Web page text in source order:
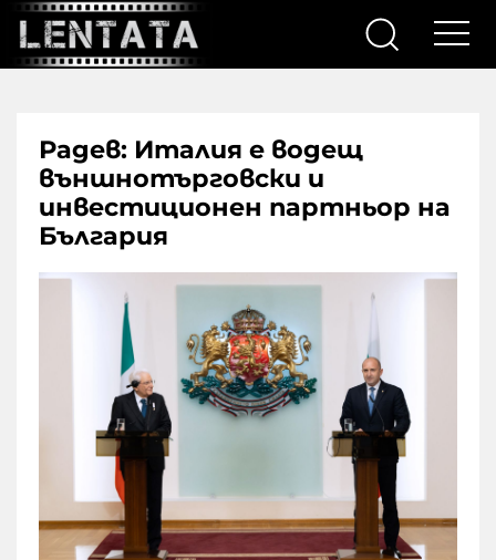
Радев: Италия е водещ
външнотърговски и
инвестиционен партньор на
България